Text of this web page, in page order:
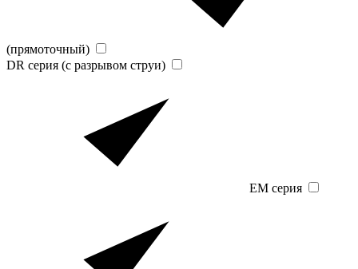
(прямоточный)
DR серия (с разрывом струи)
EM серия